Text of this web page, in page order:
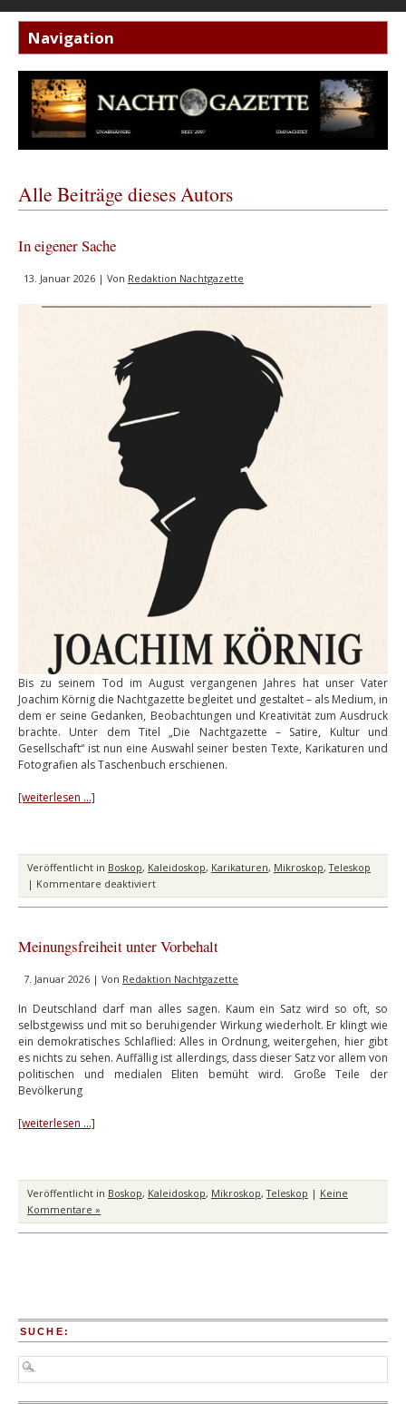
Alle Beiträge dieses Autors
In eigener Sache
13. Januar 2026 | Von Redaktion Nachtgazette
Bis zu seinem Tod im August vergangenen Jahres hat unser Vater
Joachim Körnig die Nachtgazette begleitet und gestaltet – als Medium, in
dem er seine Gedanken, Beobachtungen und Kreativität zum Ausdruck
brachte. Unter dem Titel „Die Nachtgazette – Satire, Kultur und
Gesellschaft“ ist nun eine Auswahl seiner besten Texte, Karikaturen und
Fotografien als Taschenbuch erschienen.
[weiterlesen …]
Veröffentlicht in Boskop, Kaleidoskop, Karikaturen, Mikroskop,Teleskop
| Kommentare deaktiviertfür
In
Meinungsfreiheit unter Vorbehalt
7. Januar 2026 | Von Redaktion Nachtgazette
In Deutschland darf man alles sagen. Kaum ein Satz wird so oft, so
selbstgewiss und mit so beruhigender Wirkung wiederholt. Er klingt wie
ein demokratisches Schlaflied: Alles in Ordnung, weitergehen, hier gibt
es nichts zu sehen. Auffällig ist allerdings, dass dieser Satz vor allem von
politischen und medialen Eliten bemüht wird. Große Teile der
Bevölkerung
[weiterlesen …]
Veröffentlicht in Boskop, Kaleidoskop, Mikroskop,Teleskop | Keine
Kommentare »
SUCHE: